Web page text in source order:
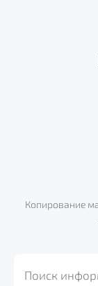
Копирование